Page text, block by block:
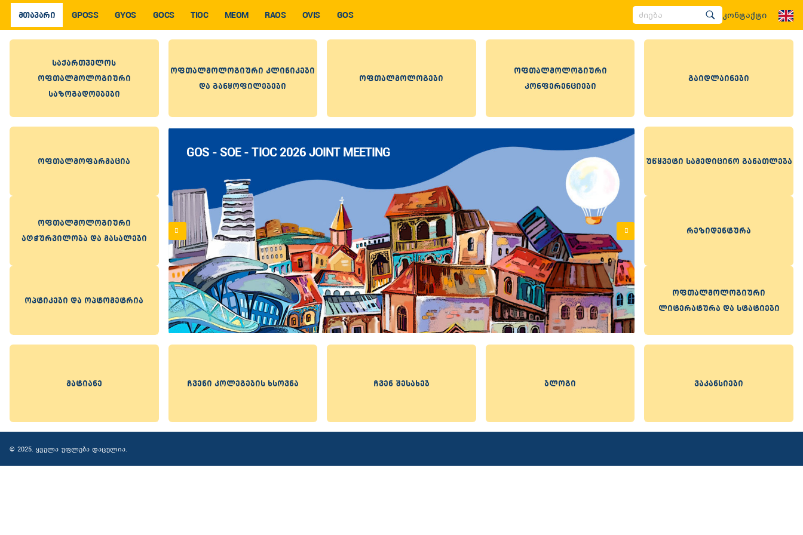
ᲛᲗᲐᲕᲐᲠᲘ GPOSS GYOS GOCS TIOC MEOM RAOS OVIS GOS კონტაქტი
საქართველოს
ოფთალმოლოგიური
საზოგადოებები
ოფთალმოლოგიური კლინიკები
და განყოფილებები
ოფთალმოლოგები
ოფთალმოლოგიური
კონფერენციები
გაიდლაინები
ოფთალმოფარმაცია
ოფთალმოლოგიური
აღჭურვილობა და მასალები
ოპტიკები და ოპტომეტრია
GOS - SOE - TIOC 2026 JOINT MEETING
უწყვეტი სამედიცინო განათლება
რეზიდენტურა
ოფთალმოლოგიური
ლიტერატურა და სტატიები
მატიანე ჩვენი კოლეგების ხსოვნა ჩვენ შესახებ ბლოგი ვაკანსიები
© 2025. ყველა უფლება დაცულია.